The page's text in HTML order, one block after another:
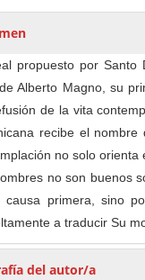
propuesto por
Alberto Magno, su
de la vita
recibe el
no solo
no son buenos
causa primera, sino
a traducir Su
del autor/a